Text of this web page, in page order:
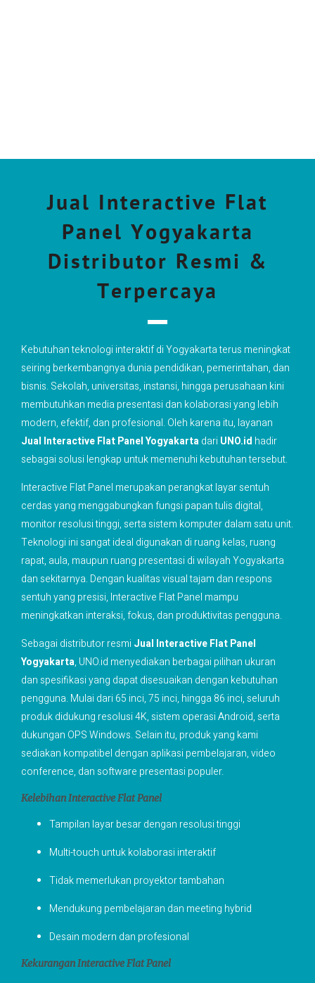
Jual Interactive Flat
Panel Yogyakarta
Distributor Resmi &
Terpercaya
Kebutuhan teknologi interaktif di Yogyakarta terus meningkat
seiring berkembangnya dunia pendidikan, pemerintahan, dan
bisnis. Sekolah, universitas, instansi, hingga perusahaan kini
membutuhkan media presentasi dan kolaborasi yang lebih
modern, efektif, dan profesional. Oleh karena itu, layanan
Jual Interactive Flat Panel YogyakartadariUNO.id hadir
sebagai solusi lengkap untuk memenuhi kebutuhan tersebut.
Interactive Flat Panel merupakan perangkat layar sentuh
cerdas yang menggabungkan fungsi papan tulis digital,
monitor resolusi tinggi, serta sistem komputer dalam satu unit.
Teknologi ini sangat ideal digunakan di ruang kelas, ruang
rapat, aula, maupun ruang presentasi di wilayah Yogyakarta
dan sekitarnya. Dengan kualitas visual tajam dan respons
sentuh yang presisi, Interactive Flat Panel mampu
meningkatkan interaksi, fokus, dan produktivitas pengguna.
Sebagai distributor resmiJual Interactive Flat Panel
Yogyakarta, UNO.id menyediakan berbagai pilihan ukuran
dan spesifikasi yang dapat disesuaikan dengan kebutuhan
pengguna. Mulai dari 65 inci, 75 inci, hingga 86 inci, seluruh
produk didukung resolusi 4K, sistem operasi Android, serta
dukungan OPS Windows. Selain itu, produk yang kami
sediakan kompatibel dengan aplikasi pembelajaran, video
conference, dan software presentasi populer.
Kelebihan Interactive Flat Panel
Tampilan layar besar dengan resolusi tinggi
Multi-touch untuk kolaborasi interaktif
Tidak memerlukan proyektor tambahan
Mendukung pembelajaran dan meeting hybrid
Desain modern dan profesional
Kekurangan Interactive Flat Panel